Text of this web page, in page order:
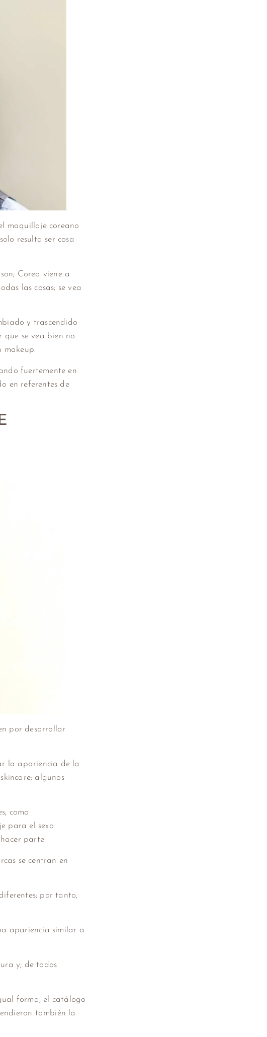
maquillaje coreano
resulta ser cosa
Corea viene a
las cosas; se vea
y trascendido
que se vea bien no
makeup.
fuertemente en
en referentes de
por desarrollar
la apariencia de la
algunos
como
para el sexo
parte.
se centran en
por tanto,
apariencia similar a
y; de todos
forma, el catálogo
también la